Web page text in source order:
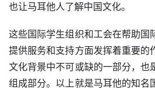
也让马耳他人了解中国文化。
这些国际学生组织和工会在帮助国
提供服务和支持方面发挥着重要的
文化背景中不可或缺的一部分，也
组成部分。以上就是马耳他的知名